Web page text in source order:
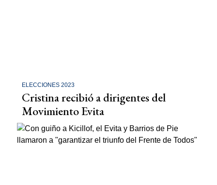
ELECCIONES 2023
Cristina recibió a dirigentes del
Movimiento Evita